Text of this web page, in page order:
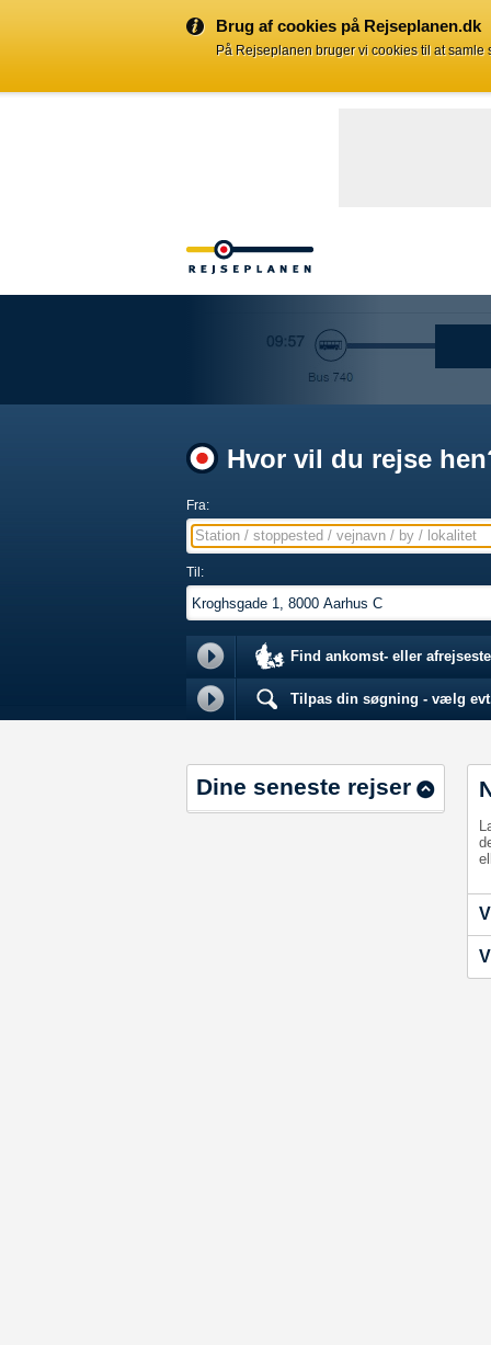
Brug af cookies på Rejseplanen.dk
På Rejseplanen bruger vi cookies til at
Hvor vil du rejse
Fra:
Station / stoppested / vejnavn / by / lokalitet
Til:
Find ankomst- eller
Tilpas din søgning - vælg
Dine seneste rejser